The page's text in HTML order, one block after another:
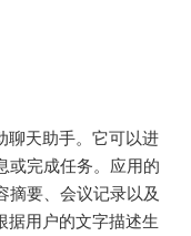
聊天助手。它可以进
或完成任务。应用的
摘要、会议记录以及
据用户的文字描述生